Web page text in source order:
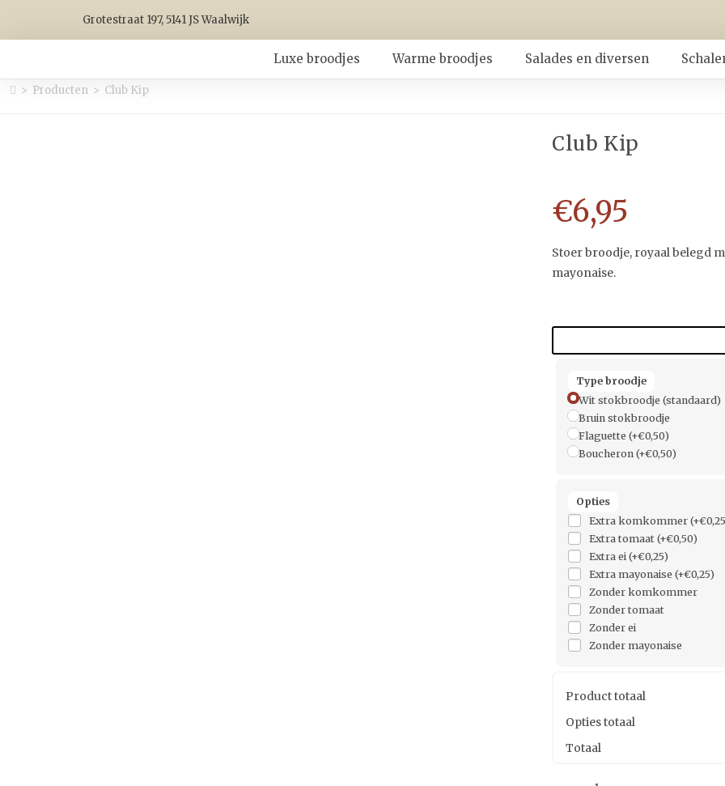
Grotestraat 197, 5141 JS Waalwijk
Luxe broodjes Warme broodjes Salades en diversen
> Producten > Club Kip
Club Kip
€6,95
Stoer broodje, royaal belegd
mayonaise.
Type broodje
Wit stokbroodje (standaard)
Bruin stokbroodje
Flaguette (+€0,50)
Boucheron (+€0,50)
Opties
Extra komkommer
Extra tomaat (+€0,50)
Extra ei (+€0,25)
Extra mayonaise (+€0,25)
Zonder komkommer
Zonder tomaat
Zonder ei
Zonder mayonaise
Product totaal
Opties totaal
Totaal